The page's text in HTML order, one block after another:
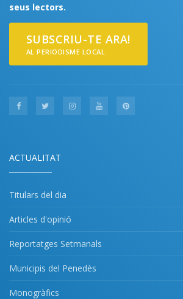
seus lectors.
SUBSCRIU-TE ARA!
AL PERIODISME LOCAL
ACTUALITAT
Titulars del dia
Articles d'opinió
Reportatges Setmanals
Municipis del Penedès
Monogràfics